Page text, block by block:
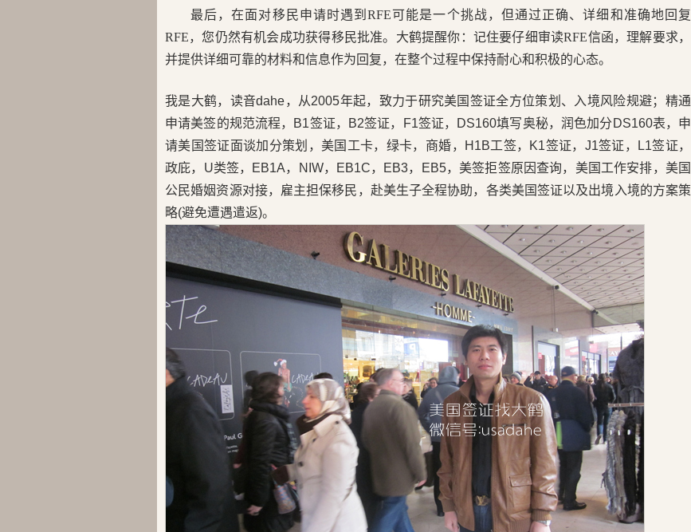
最后，在面对移民申请时遇到RFE可能是一个挑战，但通过正确、详细和准确地回复
RFE，您仍然有机会成功获得移民批准。大鹤提醒你：记住要仔细审读RFE信函，理解要求，
并提供详细可靠的材料和信息作为回复，在整个过程中保持耐心和积极的心态。
我是大鹤，读音dahe，从2005年起，致力于研究美国签证全方位策划、入境风险规避；精通
申请美签的规范流程，B1签证，B2签证，F1签证，DS160填写奥秘，润色加分DS160表，申
请美国签证面谈加分策划，美国工卡，绿卡，商婚，H1B工签，K1签证，J1签证，L1签证，
政庇，U类签，EB1A，NIW，EB1C，EB3，EB5，美签拒签原因查询，美国工作安排，美国
公民婚姻资源对接，雇主担保移民，赴美生子全程协助，各类美国签证以及出境入境的方案策
略(避免遭遇遣返)。